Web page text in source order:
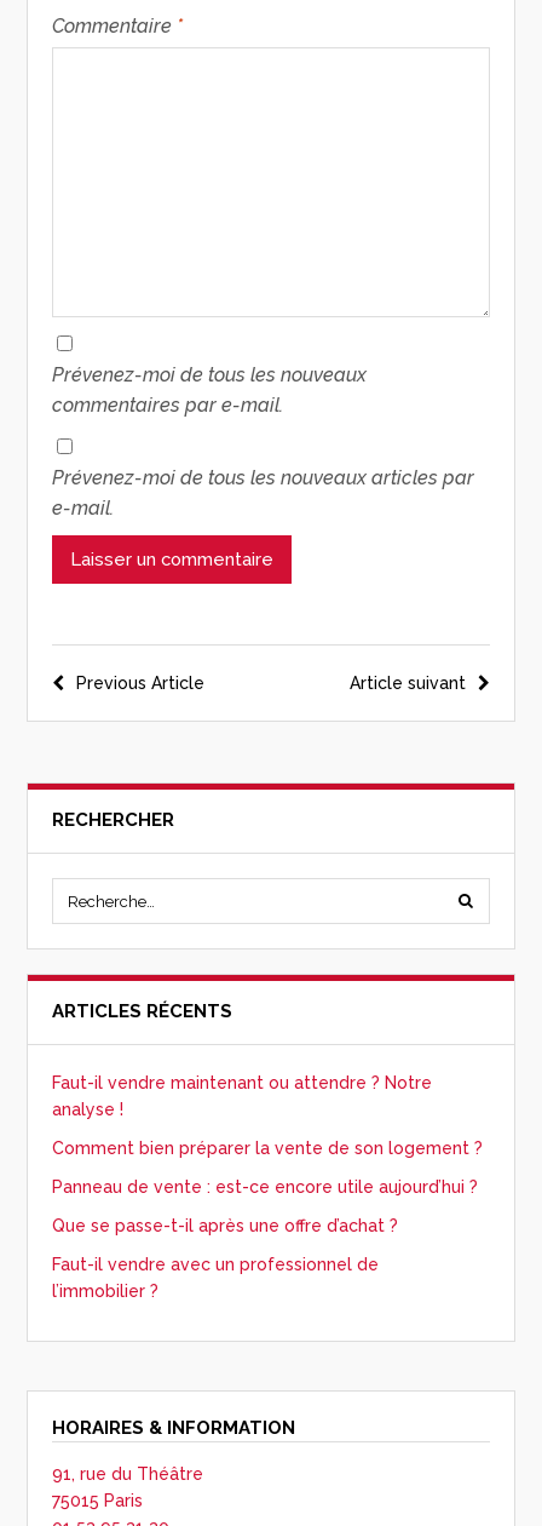
Commentaire *
Prévenez-moi de tous les nouveaux
commentaires par e-mail.
Prévenez-moi de tous les nouveaux articles par
e-mail.
Article suivant
Previous Article
RECHERCHER
ARTICLES RÉCENTS
Faut-il vendre maintenant ou attendre ? Notre
analyse !
Comment bien préparer la vente de son logement ?
Panneau de vente : est-ce encore utile aujourd’hui ?
Que se passe-t-il après une offre d’achat ?
Faut-il vendre avec un professionnel de
l’immobilier ?
HORAIRES & INFORMATION
91, rue du Théâtre
75015 Paris